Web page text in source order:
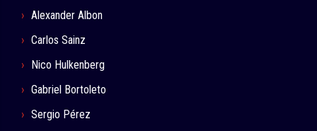
Alexander Albon
Carlos Sainz
Nico Hulkenberg
Gabriel Bortoleto
Sergio Pérez